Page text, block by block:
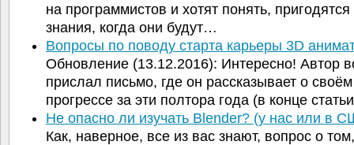
на программистов и хотят понять,
знания, когда они будут…
Вопросы по поводу старта карьеры 3D
Обновление (13.12.2016): Интересно! Автор
прислал письмо, где он рассказывает о своём
прогрессе за эти полтора года (в конце
Не опасно ли изучать Blender? (у нас или в
Как, наверное, все из вас знают, вопрос о